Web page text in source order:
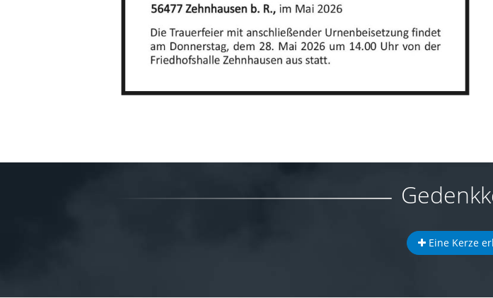
Eine Kerze